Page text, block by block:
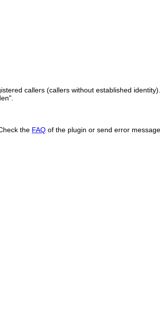
callers (callers without established
the FAQ of the plugin or send error